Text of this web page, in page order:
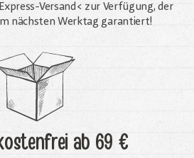
Versand< zur Verfügung, der
nächsten Werktag garantiert!
ab 69 €